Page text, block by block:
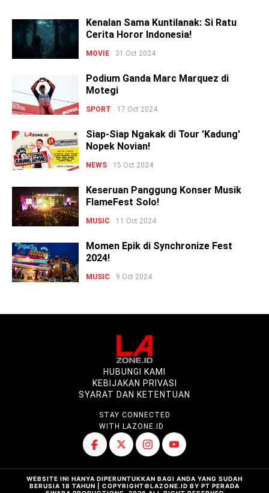
Kenalan Sama Kuntilanak: Si Ratu
Cerita Horor Indonesia!
MOVIE 31 Oct 2024
Podium Ganda Marc Marquez di
Motegi
SPORT 17 Oct 2024
Siap-Siap Ngakak di Tour 'Kadung'
Nopek Novian!
NEWS 15 Oct 2024
Keseruan Panggung Konser Musik
FlameFest Solo!
MUSIC 11 Oct 2024
Momen Epik di Synchronize Fest
2024!
MUSIC 9 Oct 2024
HUBUNGI KAMI
KEBIJAKAN PRIVASI
SYARAT DAN KETENTUAN
STAY CONNECTED
WITH LAZONE.ID
WEBSITE INI HANYA DIPERUNTUKKAN BAGI ANDA YANG SUDAH
BERUSIA 18 TAHUN | COPYRIGHT©LAZONE.ID BY PT PERADA